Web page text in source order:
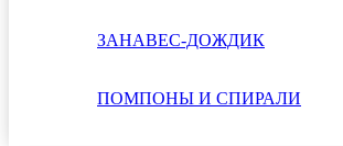
ЗАНАВЕС-ДОЖДИК
ПОМПОНЫ И СПИРАЛИ